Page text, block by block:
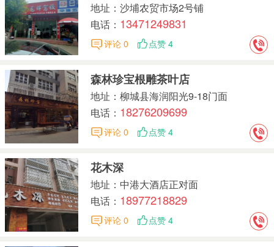
地址：沙埔农贸市场2号铺
电话： 13471249831
评论 0 点赞 4
森林珍宝根雕茶叶店
地址：柳城县海润阳光9-18门面
电话： 18276209699
评论 0 点赞 4
花木深
地址：中港大酒店正对面
电话： 18977218829
评论 0 点赞 4